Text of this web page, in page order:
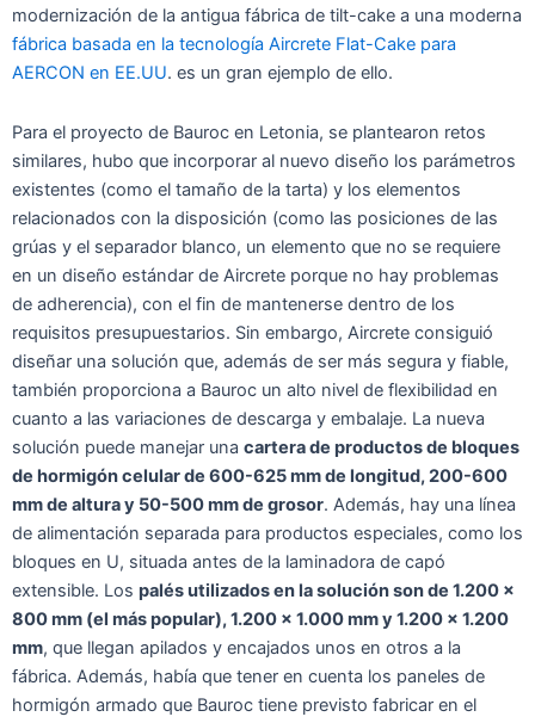
modernización de la antigua fábrica de tilt-cake a una moderna
fábrica basada en la tecnología Aircrete Flat-Cake para
AERCON en EE.UU. es un gran ejemplo de ello.
Para el proyecto de Bauroc en Letonia, se plantearon retos
similares, hubo que incorporar al nuevo diseño los parámetros
existentes (como el tamaño de la tarta) y los elementos
relacionados con la disposición (como las posiciones de las
grúas y el separador blanco, un elemento que no se requiere
en un diseño estándar de Aircrete porque no hay problemas
de adherencia), con el fin de mantenerse dentro de los
requisitos presupuestarios. Sin embargo, Aircrete consiguió
diseñar una solución que, además de ser más segura y fiable,
también proporciona a Bauroc un alto nivel de flexibilidad en
cuanto a las variaciones de descarga y embalaje. La nueva
solución puede manejar una cartera de productos de bloques
de hormigón celular de 600-625 mm de longitud, 200-600
mm de altura y 50-500 mm de grosor. Además, hay una línea
de alimentación separada para productos especiales, como los
bloques en U, situada antes de la laminadora de capó
extensible. Los palés utilizados en la solución son de 1.200 x
800 mm (el más popular), 1.200 x 1.000 mm y 1.200 x 1.200
mm, que llegan apilados y encajados unos en otros a la
fábrica. Además, había que tener en cuenta los paneles de
hormigón armado que Bauroc tiene previsto fabricar en el